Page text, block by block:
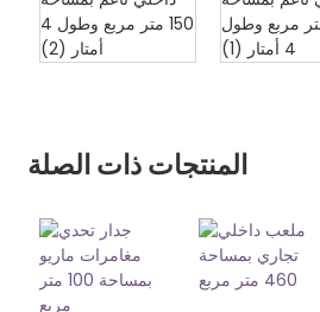
المنتجات ذات الصلة